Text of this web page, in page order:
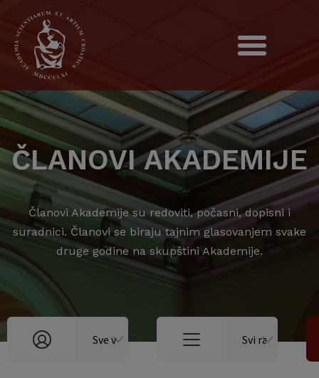
ČLANOVI AKADEMIJE
Članovi Akademije su redoviti, počasni, dopisni i
suradnici. Članovi se biraju tajnim glasovanjem svake
druge godine na skupštini Akademije.